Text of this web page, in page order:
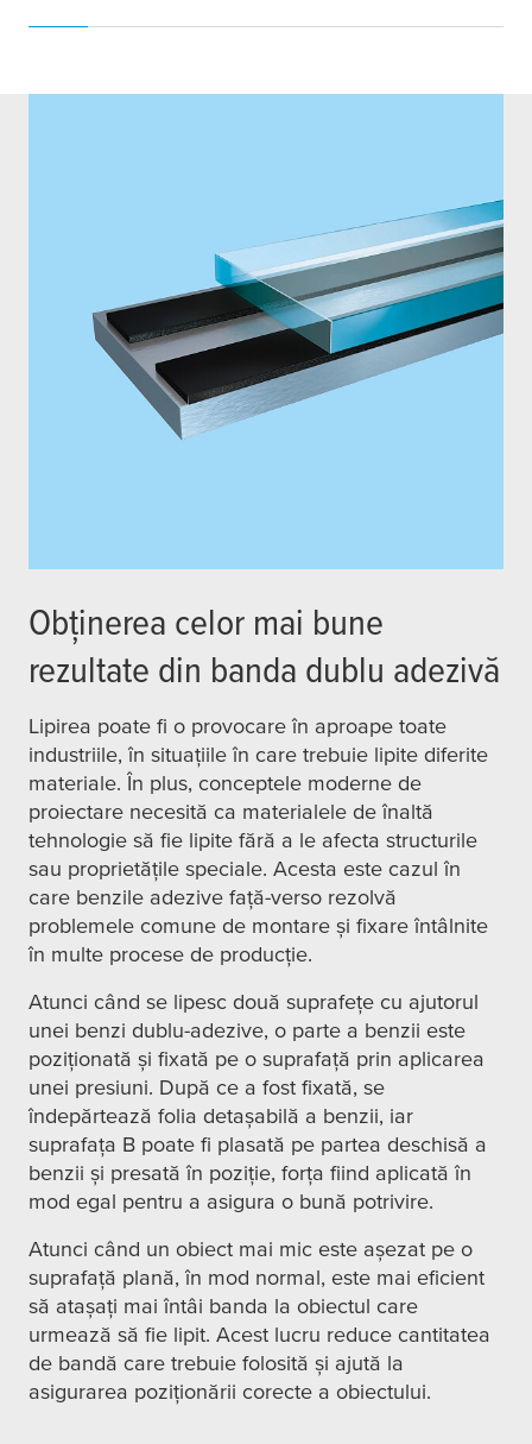
Obținerea celor mai bune
rezultate din banda dublu adezivă
Lipirea poate fi o provocare în aproape toate
industriile, în situațiile în care trebuie lipite diferite
materiale. În plus, conceptele moderne de
proiectare necesită ca materialele de înaltă
tehnologie să fie lipite fără a le afecta structurile
sau proprietățile speciale. Acesta este cazul în
care benzile adezive față-verso rezolvă
problemele comune de montare și fixare întâlnite
în multe procese de producție.
Atunci când se lipesc două suprafețe cu ajutorul
unei benzi dublu-adezive, o parte a benzii este
poziționată și fixată pe o suprafață prin aplicarea
unei presiuni. După ce a fost fixată, se
îndepărtează folia detașabilă a benzii, iar
suprafața B poate fi plasată pe partea deschisă a
benzii și presată în poziție, forța fiind aplicată în
mod egal pentru a asigura o bună potrivire.
Atunci când un obiect mai mic este așezat pe o
suprafață plană, în mod normal, este mai eficient
să atașați mai întâi banda la obiectul care
urmează să fie lipit. Acest lucru reduce cantitatea
de bandă care trebuie folosită și ajută la
asigurarea poziționării corecte a obiectului.